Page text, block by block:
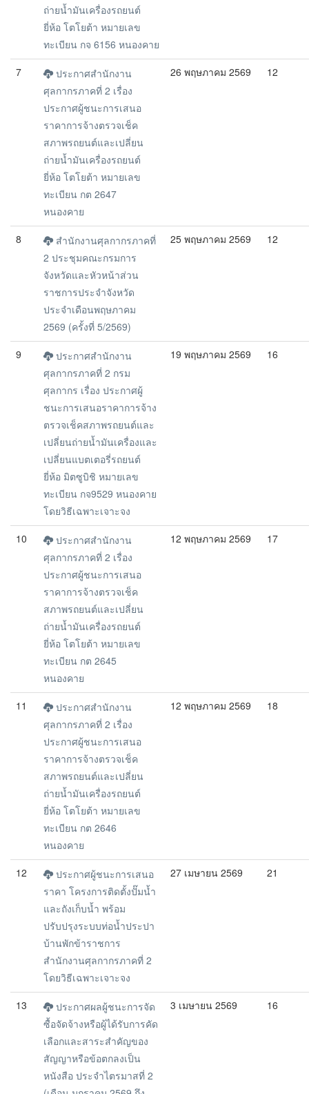
ถ่ายน้ำมันเครื่องรถยนต์
ยี่ห้อ โตโยต้า หมายเลข
ทะเบียน กจ 6156 หนองคาย
7
ประกาศสำนักงาน
ศุลกากรภาคที่ 2 เรื่อง
ประกาศผู้ชนะการเสนอ
ราคาการจ้างตรวจเช็ค
สภาพรถยนต์และเปลี่ยน
ถ่ายน้ำมันเครื่องรถยนต์
ยี่ห้อ โตโยต้า หมายเลข
ทะเบียน กต 2647
หนองคาย
26 พฤษภาคม 2569 12
8
สำนักงานศุลกากรภาคที่
2 ประชุมคณะกรมการ
จังหวัดและหัวหน้าส่วน
ราชการประจำจังหวัด
ประจำเดือนพฤษภาคม
2569 (ครั้งที่ 5/2569)
25 พฤษภาคม 2569 12
9
ประกาศสำนักงาน
ศุลกากรภาคที่ 2 กรม
ศุลกากร เรื่อง ประกาศผู้
ชนะการเสนอราคาการจ้าง
ตรวจเช็คสภาพรถยนต์และ
เปลี่ยนถ่ายน้ำมันเครื่องและ
เปลี่ยนแบตเตอรี่รถยนต์
ยี่ห้อ มิตซูบิชิ หมายเลข
ทะเบียน กจ9529 หนองคาย
โดยวิธีเฉพาะเจาะจง
19 พฤษภาคม 2569 16
10
ประกาศสำนักงาน
ศุลกากรภาคที่ 2 เรื่อง
ประกาศผู้ชนะการเสนอ
ราคาการจ้างตรวจเช็ค
สภาพรถยนต์และเปลี่ยน
ถ่ายน้ำมันเครื่องรถยนต์
ยี่ห้อ โตโยต้า หมายเลข
ทะเบียน กต 2645
หนองคาย
12 พฤษภาคม 2569 17
11
ประกาศสำนักงาน
ศุลกากรภาคที่ 2 เรื่อง
ประกาศผู้ชนะการเสนอ
ราคาการจ้างตรวจเช็ค
สภาพรถยนต์และเปลี่ยน
ถ่ายน้ำมันเครื่องรถยนต์
ยี่ห้อ โตโยต้า หมายเลข
ทะเบียน กต 2646
หนองคาย
12 พฤษภาคม 2569 18
12
ประกาศผู้ชนะการเสนอ
ราคา โครงการติดตั้งปั๊มน้ำ
และถังเก็บน้ำ พร้อม
ปรับปรุงระบบท่อน้ำประปา
บ้านพักข้าราชการ
สำนักงานศุลกากรภาคที่ 2
โดยวิธีเฉพาะเจาะจง
27 เมษายน 2569 21
13
ประกาศผลผู้ชนะการจัด
ซื้อจัดจ้างหรือผู้ได้รับการคัด
เลือกและสาระสำคัญของ
สัญญาหรือข้อตกลงเป็น
หนังสือ ประจำไตรมาสที่ 2
3 เมษายน 2569 16